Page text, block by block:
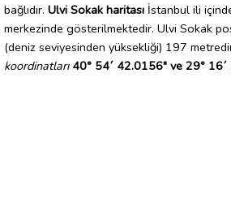
bağlıdır. Ulvi Sokak haritası İstanbul ili
merkezinde gösterilmektedir. Ulvi Sokak
(deniz seviyesinden yüksekliği) 197
koordinatları 40° 54´ 42.0156" ve 29°